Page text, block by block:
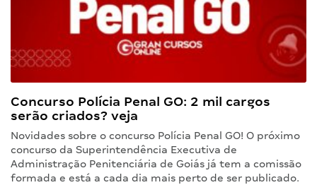
Concurso Polícia Penal GO: 2 mil cargos
serão criados? veja
Novidades sobre o concurso Polícia Penal GO! O próximo
concurso da Superintendência Executiva de
Administração Penitenciária de Goiás já tem a comissão
formada e está a cada dia mais perto de ser publicado.